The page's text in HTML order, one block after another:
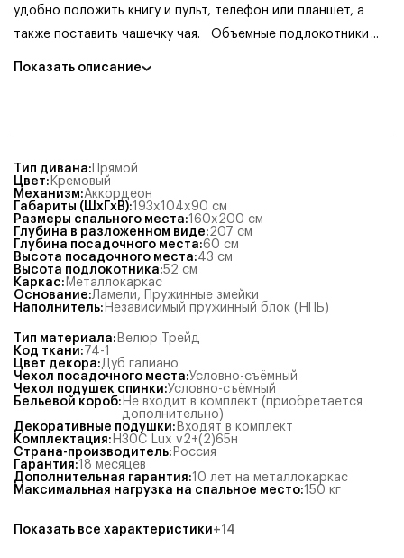
удобно положить книгу и пульт, телефон или планшет, а
также поставить чашечку чая.
Объемные подлокотники ...
Показать описание
Тип дивана: Прямой
Цвет: Кремовый
Механизм:Аккордеон
Габариты (ШхГхВ):193x104x90 см
Размеры спального места:160x200 см
Глубина в разложенном виде:207 см
Глубина посадочного места:60 см
Высота посадочного места:43 см
Высота подлокотника:52 см
Каркас: Металлокаркас
Основание:Ламели,
Пружинные змейки
Наполнитель: Независимый пружинный блок (НПБ)
Тип материала: Велюр Трейд
Код ткани: 74-1
Цвет декора:Дуб галиано
Чехол посадочного места:Условно-съёмный
Чехол подушек спинки:Условно-съёмный
Бельевой короб: Не входит в комплект (приобретается
дополнительно)
Декоративные подушки: Входят в комплект
Комплектация: Н30С Lux v2+(2)65н
Страна-производитель: Россия
Гарантия:18 месяцев
Дополнительная гарантия:10 лет на металлокаркас
Максимальная нагрузка на спальное место:150 кг
Показать все характеристики+14